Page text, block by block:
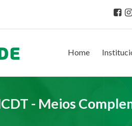
Home
- Meios